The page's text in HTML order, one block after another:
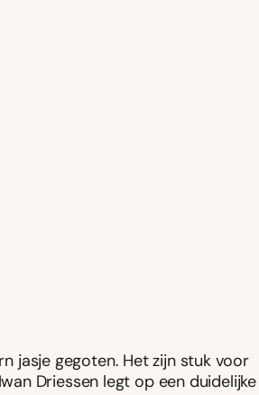
jasje gegoten. Het zijn stuk voor
Driessen legt op een duidelijke